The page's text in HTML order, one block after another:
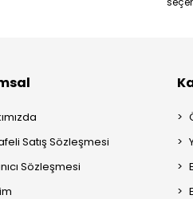
Satış Sözleşmesi
Sözleşmesi